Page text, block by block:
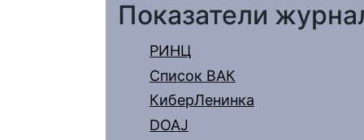
Показатели
РИНЦ
Список ВАК
КиберЛенинка
DOAJ